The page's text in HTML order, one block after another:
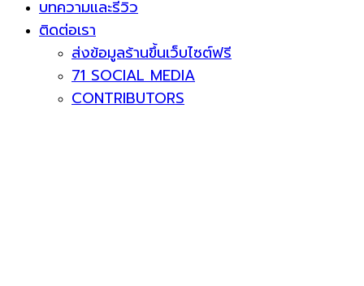
บทความและรีวิว
ติดต่อเรา
ส่งข้อมูลร้านขึ้นเว็บไซต์ฟรี
71 SOCIAL MEDIA
CONTRIBUTORS